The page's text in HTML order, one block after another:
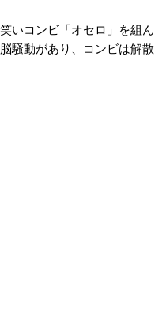
いコンビ「オセロ」を組ん
騒動があり、コンビは解散